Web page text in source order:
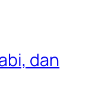
dan